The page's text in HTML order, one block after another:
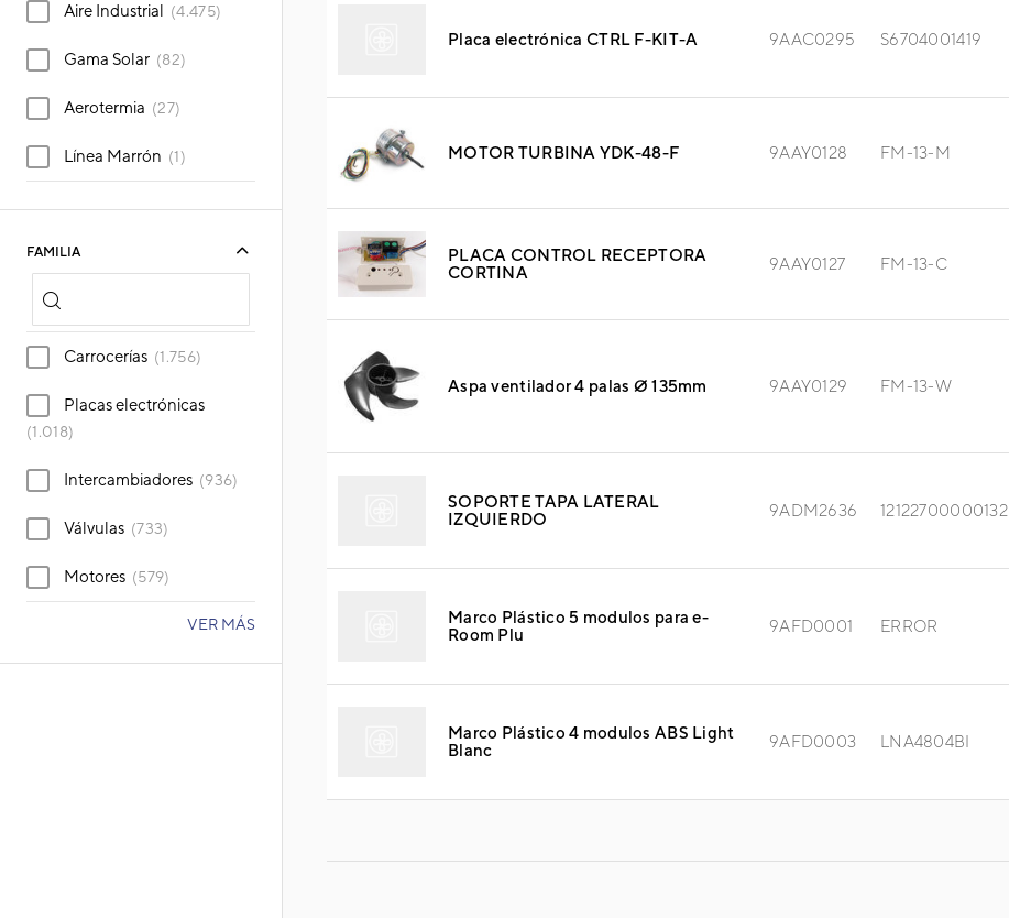
Aire Industrial (4.475)
Gama Solar (82)
Aerotermia (27)
Línea Marrón (1)
FAMILIA
Carrocerías (1.756)
Placas electrónicas
(1.018)
Intercambiadores (936)
Válvulas (733)
Motores (579)
VER MÁS
Placa electrónica CTRL F-KIT-A 9AAC0295 S6704001419
MOTOR TURBINA YDK-48-F 9AAY0128 FM-13-M
PLACA CONTROL RECEPTORA
CORTINA
9AAY0127 FM-13-C
Aspa ventilador 4 palas Ø 135mm 9AAY0129 FM-13-W
SOPORTE TAPA LATERAL
IZQUIERDO
9ADM2636 12122700000132
Marco Plástico 5 modulos para e-
Room Plu
9AFD0001 ERROR
Marco Plástico 4 modulos ABS Light
Blanc
9AFD0003 LNA4804BI